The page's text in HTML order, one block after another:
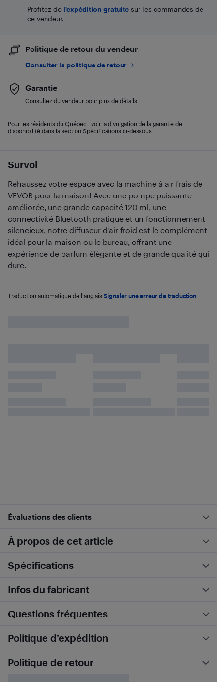
Survol
Rehaussez votre espace avec la machine à air frais de
VEVOR pour la maison! Avec une pompe puissante
améliorée, une grande capacité 120 ml, une
connectivité Bluetooth pratique et un fonctionnement
silencieux, notre diffuseur d'air froid est le complément
idéal pour la maison ou le bureau, offrant une
expérience de parfum élégante et de grande qualité qui
dure.
Traduction automatique de l'anglais. Signaler une erreur de traduction
Profitez de l'expédition gratuite sur les commandes de
ce vendeur.
Politique de retour du vendeur
Consulter la politique de retour
Garantie
Consultez du vendeur pour plus de détails.
Pour les résidents du Québec : voir la divulgation de la garantie de
disponibilité dans la section Spécifications ci-dessous.
Évaluations des clients
À propos de cet article
Spécifications
Infos du fabricant
Questions fréquentes
Politique d’expédition
Politique de retour